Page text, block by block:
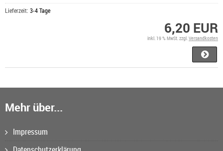
Lieferzeit: 3-4 Tage
6,20 EUR
inkl. 19 % MwSt. zzgl. Versandkosten
Mehr über...
Impressum